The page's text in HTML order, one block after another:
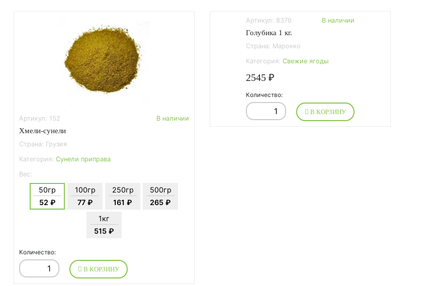
Артикул: 152
В наличии
Хмели-сунели
Страна: Грузия
Категория: Сунели приправа
Вес:
50гр
52 ₽
100гр
77 ₽
250гр
161 ₽
500гр
265 ₽
1кг
515 ₽
Количество:
В КОРЗИНУ
Артикул: 8376 В наличии
Голубика 1 кг.
Страна: Марокко
Категория: Свежие ягоды
2545 ₽
Количество:
В КОРЗИНУ